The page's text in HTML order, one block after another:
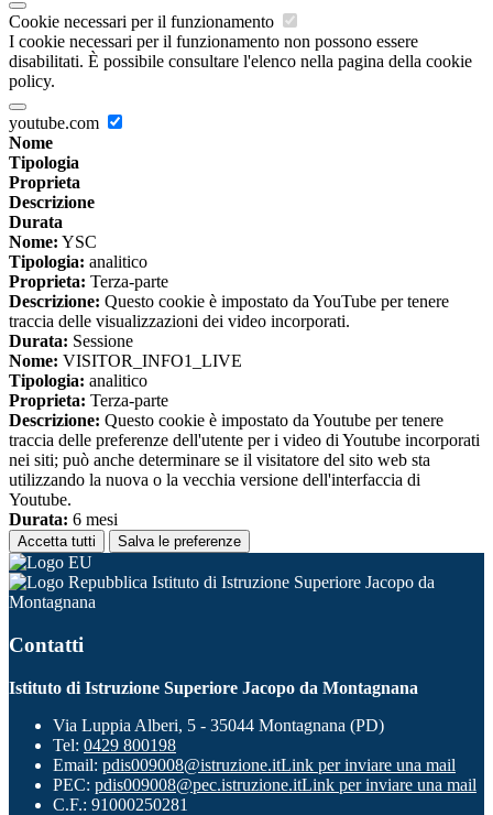
Cookie necessari per il funzionamento
I cookie necessari per il funzionamento non possono essere
disabilitati. È possibile consultare l'elenco nella pagina della cookie
policy.
youtube.com
Nome
Tipologia
Proprieta
Descrizione
Durata
Nome: YSC
Tipologia: analitico
Proprieta: Terza-parte
Descrizione: Questo cookie è impostato da YouTube per tenere
traccia delle visualizzazioni dei video incorporati.
Durata: Sessione
Nome: VISITOR_INFO1_LIVE
Tipologia: analitico
Proprieta: Terza-parte
Descrizione: Questo cookie è impostato da Youtube per tenere
traccia delle preferenze dell'utente per i video di Youtube incorporati
nei siti; può anche determinare se il visitatore del sito web sta
utilizzando la nuova o la vecchia versione dell'interfaccia di
Youtube.
Durata: 6 mesi
Accetta tutti Salva le preferenze
Istituto di Istruzione Superiore Jacopo da
Montagnana
Contatti
Istituto di Istruzione Superiore Jacopo da Montagnana
Via Luppia Alberi, 5 - 35044 Montagnana (PD)
Tel: 0429 800198
Email: pdis009008@istruzione.itLink per inviare una mail
PEC: pdis009008@pec.istruzione.itLink per inviare una mail
C.F.: 91000250281